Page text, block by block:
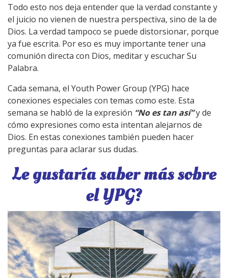
Todo esto nos deja entender que la verdad constante y
el juicio no vienen de nuestra perspectiva, sino de la de
Dios. La verdad tampoco se puede distorsionar, porque
ya fue escrita. Por eso es muy importante tener una
comunión directa con Dios, meditar y escuchar Su
Palabra.
Cada semana, el Youth Power Group (YPG) hace
conexiones especiales con temas como este. Esta
semana se habló de la expresión “No es tan así”y de
cómo expresiones como esta intentan alejarnos de
Dios. En estas conexiones también pueden hacer
preguntas para aclarar sus dudas.
Le gustaría saber más sobre
el YPG?